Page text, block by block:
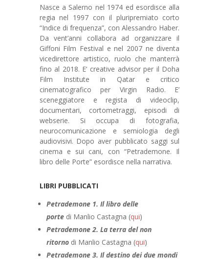
Nasce a Salerno nel 1974 ed esordisce alla
regia nel 1997 con il pluripremiato corto
“Indice di frequenza”, con Alessandro Haber.
Da vent’anni collabora ad organizzare il
Giffoni Film Festival e nel 2007 ne diventa
vicedirettore artistico, ruolo che manterrà
fino al 2018. E’ creative advisor per il Doha
Film Institute in Qatar e critico
cinematografico per Virgin Radio. E’
sceneggiatore e regista di videoclip,
documentari, cortometraggi, episodi di
webserie. Si occupa di fotografia,
neurocomunicazione e semiologia degli
audiovisivi. Dopo aver pubblicato saggi sul
cinema e sui cani, con “Petrademone. Il
libro delle Porte” esordisce nella narrativa.
LIBRI PUBBLICATI
Petrademone 1. Il libro delle
portedi Manlio Castagna (qui)
Petrademone 2. La terra del non
ritornodi Manlio Castagna (qui)
Petrademone 3. Il destino dei due mondi